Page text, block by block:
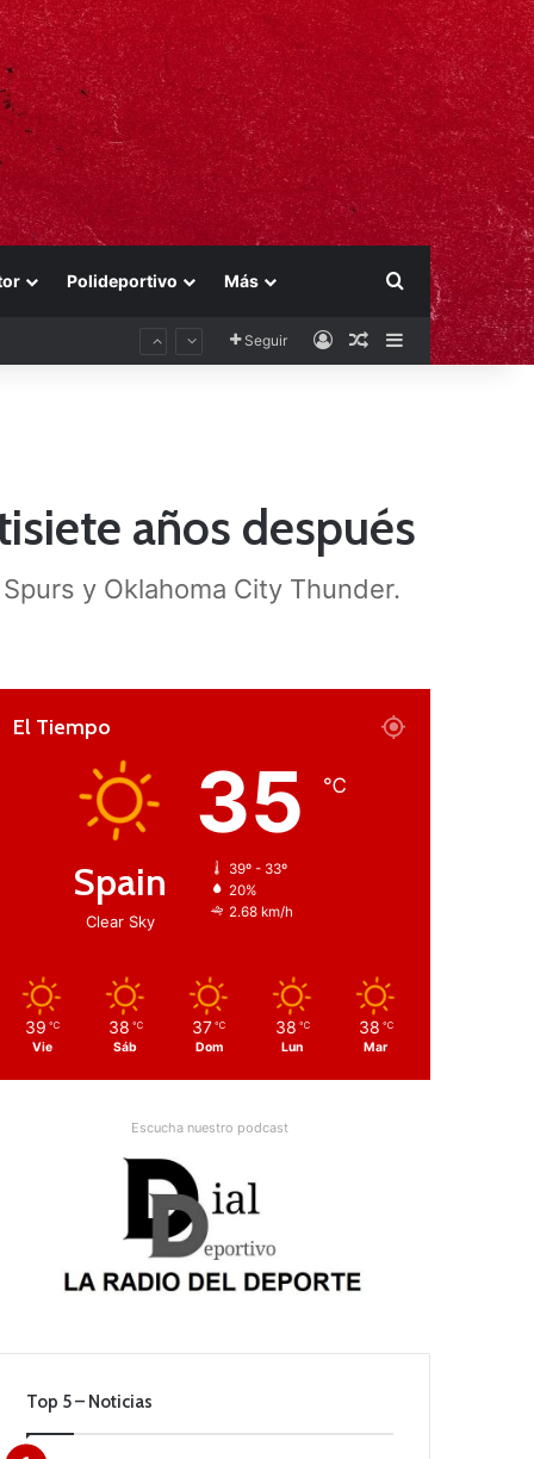
Polideportivo Más Buscar por
Seguir AccesoPublicación al
Barra lateral
años después
y Oklahoma City Thunder.
El Tiempo
Spain
Clear Sky
35 ℃
39º - 33º
20%
2.68 km/h
39 ℃
Vie
38 ℃
Sáb
37 ℃
Dom
38 ℃
Lun
38 ℃
Mar
Escucha nuestro podcast
Top 5 – Noticias